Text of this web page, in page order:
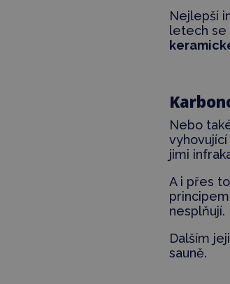
Nejlepší
letech se
Nebo
jimi
A i přes
nesplňují.
Dalším
sauně.